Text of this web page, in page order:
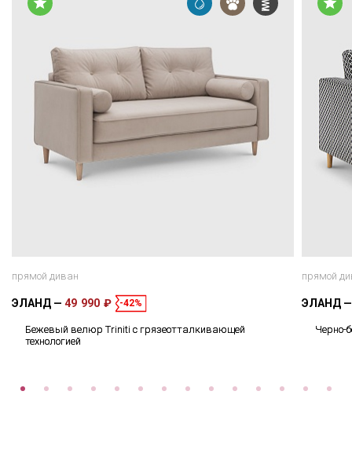
прямой диван
ЭЛАНД 49 990 ₽ -42%
Бежевый велюр Triniti с грязеотталкивающей
технологией
прямой
ЭЛАНД
Черно-